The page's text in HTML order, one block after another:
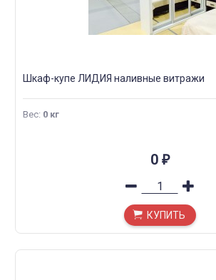
Шкаф-купе ЛИДИЯ наливные витражи
Вес: 0 кг
0 ₽
КУПИТЬ